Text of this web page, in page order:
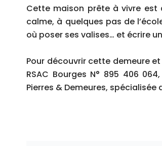
Cette maison prête à vivre est
calme, à quelques pas de
où poser ses valises… et écrire
Pour découvrir cette demeure
RSAC Bourges N° 895 406
Pierres & Demeures,